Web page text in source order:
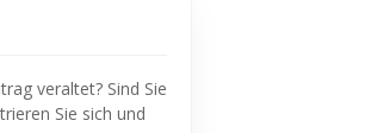
veraltet? Sind Sie
Sie sich und